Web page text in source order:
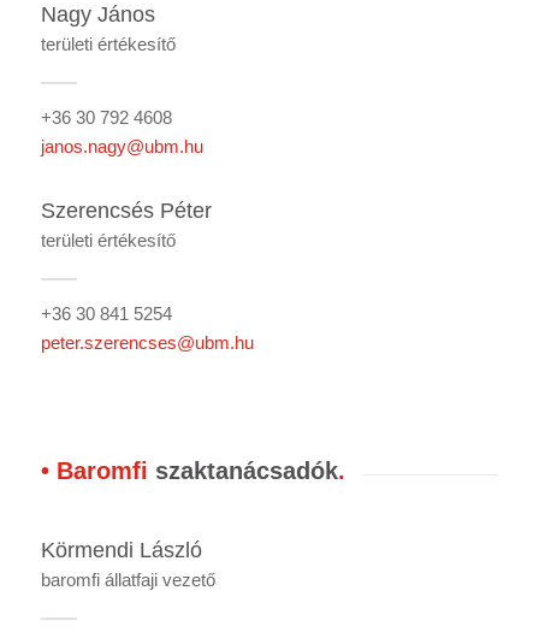
Nagy János
területi értékesítő
+36 30 792 4608
janos.nagy@ubm.hu
Szerencsés Péter
területi értékesítő
+36 30 841 5254
peter.szerencses@ubm.hu
• Baromfi szaktanácsadók.
Körmendi László
baromfi állatfaji vezető